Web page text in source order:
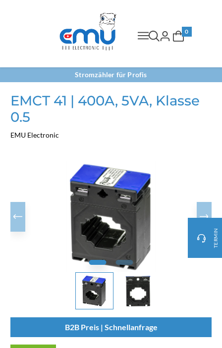
TERMIN
0
Stromzähler für Profis
EMCT 41 | 400A, 5VA, Klasse
0.5
EMU Electronic
B2B Preis | Schnellanfrage